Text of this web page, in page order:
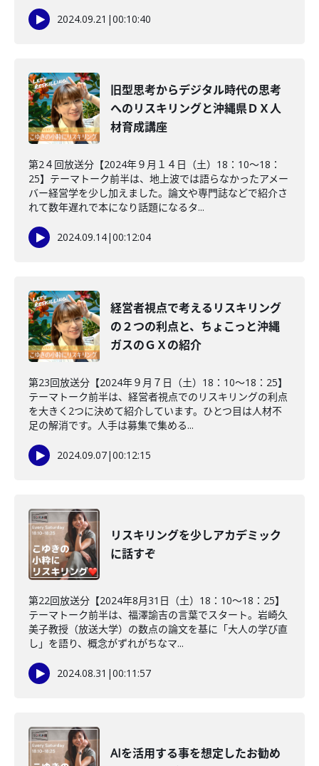
2024.09.21 |00:10:40
旧型思考からデジタル時代の思考
へのリスキリングと沖縄県ＤＸ人
材育成講座
第2４回放送分【2024年９月１４日（土）18：10～18：
25】テーマトーク前半は、地上波では語らなかったアメー
バー経営学を少し加えました。論文や専門誌などで紹介さ
れて数年遅れで本になり話題になるタ...
2024.09.14|00:12:04
経営者視点で考えるリスキリング
の２つの利点と、ちょこっと沖縄
ガスのＧＸの紹介
第23回放送分【2024年９月７日（土）18：10～18：25】
テーマトーク前半は、経営者視点でのリスキリングの利点
を大きく2つに決めて紹介しています。ひとつ目は人材不
足の解消です。人手は募集で集める...
2024.09.07|00:12:15
リスキリングを少しアカデミック
に話すぞ
第22回放送分【2024年8月31日（土）18：10～18：25】
テーマトーク前半は、福澤諭吉の言葉でスタート。岩崎久
美子教授（放送大学）の数点の論文を基に「大人の学び直
し」を語り、概念がずれがちなマ...
2024.08.31 |00:11:57
AIを活用する事を想定したお勧め